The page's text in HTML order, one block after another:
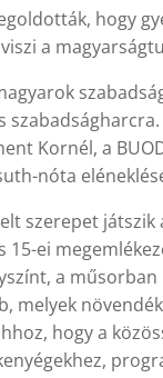
hogy
a
Kornél, a
nóta
szerepet
ei
a
melyek
hogy a